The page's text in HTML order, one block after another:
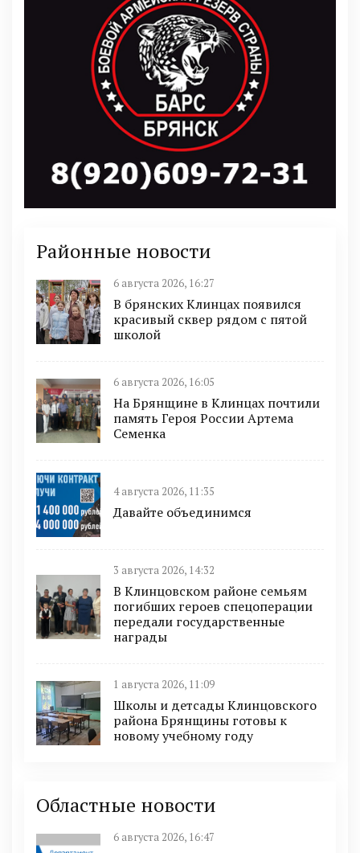
Районные новости
6 августа 2026, 16:27
В брянских Клинцах появился
красивый сквер рядом с пятой
школой
6 августа 2026, 16:05
На Брянщине в Клинцах почтили
память Героя России Артема
Семенка
4 августа 2026, 11:35
Давайте объединимся
3 августа 2026, 14:32
В Клинцовском районе семьям
погибших героев спецоперации
передали государственные
награды
1 августа 2026, 11:09
Школы и детсады Клинцовского
района Брянщины готовы к
новому учебному году
Областные новости
6 августа 2026, 16:47